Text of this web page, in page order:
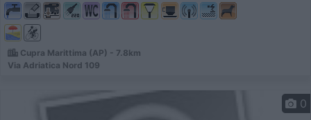
Cupra Marittima (AP) - 7.8km
Via Adriatica Nord 109
0